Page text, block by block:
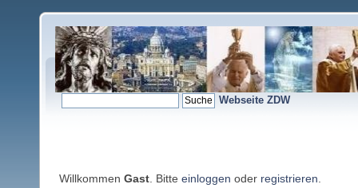
Webseite ZDW
Willkommen Gast . Bitte einloggen oder registrieren